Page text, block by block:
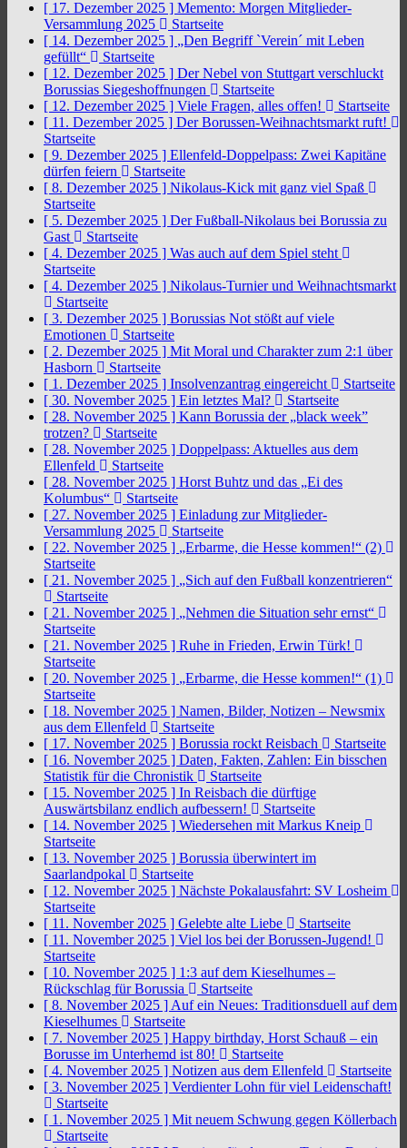
[ 17. Dezember 2025 ] Memento: Morgen Mitglieder-
Versammlung 2025
Startseite
[ 14. Dezember 2025 ] „Den Begriff `Verein´ mit Leben
gefüllt“
Startseite
[ 12. Dezember 2025 ] Der Nebel von Stuttgart verschluckt
Borussias Siegeshoffnungen
Startseite
[ 12. Dezember 2025 ] Viele Fragen, alles offen!
Startseite
[ 11. Dezember 2025 ] Der Borussen-Weihnachtsmarkt ruft!
Startseite
[ 9. Dezember 2025 ] Ellenfeld-Doppelpass: Zwei Kapitäne
dürfen feiern
Startseite
[ 8. Dezember 2025 ] Nikolaus-Kick mit ganz viel Spaß
Startseite
[ 5. Dezember 2025 ] Der Fußball-Nikolaus bei Borussia zu
Gast
Startseite
[ 4. Dezember 2025 ] Was auch auf dem Spiel steht
Startseite
[ 4. Dezember 2025 ] Nikolaus-Turnier und Weihnachtsmarkt
Startseite
[ 3. Dezember 2025 ] Borussias Not stößt auf viele
Emotionen
Startseite
[ 2. Dezember 2025 ] Mit Moral und Charakter zum 2:1 über
Hasborn
Startseite
[ 1. Dezember 2025 ] Insolvenzantrag eingereicht
Startseite
[ 30. November 2025 ] Ein letztes Mal?
Startseite
[ 28. November 2025 ] Kann Borussia der „black week”
trotzen?
Startseite
[ 28. November 2025 ] Doppelpass: Aktuelles aus dem
Ellenfeld
Startseite
[ 28. November 2025 ] Horst Buhtz und das „Ei des
Kolumbus“
Startseite
[ 27. November 2025 ] Einladung zur Mitglieder-
Versammlung 2025
Startseite
[ 22. November 2025 ] „Erbarme, die Hesse kommen!“ (2)
Startseite
[ 21. November 2025 ] „Sich auf den Fußball konzentrieren“
Startseite
[ 21. November 2025 ] „Nehmen die Situation sehr ernst“
Startseite
[ 21. November 2025 ] Ruhe in Frieden, Erwin Türk!
Startseite
[ 20. November 2025 ] „Erbarme, die Hesse kommen!“ (1)
Startseite
[ 18. November 2025 ] Namen, Bilder, Notizen – Newsmix
aus dem Ellenfeld
Startseite
[ 17. November 2025 ] Borussia rockt Reisbach
Startseite
[ 16. November 2025 ] Daten, Fakten, Zahlen: Ein bisschen
Statistik für die Chronistik
Startseite
[ 15. November 2025 ] In Reisbach die dürftige
Auswärtsbilanz endlich aufbessern!
Startseite
[ 14. November 2025 ] Wiedersehen mit Markus Kneip
Startseite
[ 13. November 2025 ] Borussia überwintert im
Saarlandpokal
Startseite
[ 12. November 2025 ] Nächste Pokalausfahrt: SV Losheim
Startseite
[ 11. November 2025 ] Gelebte alte Liebe
Startseite
[ 11. November 2025 ] Viel los bei der Borussen-Jugend!
Startseite
[ 10. November 2025 ] 1:3 auf dem Kieselhumes –
Rückschlag für Borussia
Startseite
[ 8. November 2025 ] Auf ein Neues: Traditionsduell auf dem
Kieselhumes
Startseite
[ 7. November 2025 ] Happy birthday, Horst Schauß – ein
Borusse im Unterhemd ist 80!
Startseite
[ 4. November 2025 ] Notizen aus dem Ellenfeld
Startseite
[ 3. November 2025 ] Verdienter Lohn für viel Leidenschaft!
Startseite
[ 1. November 2025 ] Mit neuem Schwung gegen Köllerbach
Startseite